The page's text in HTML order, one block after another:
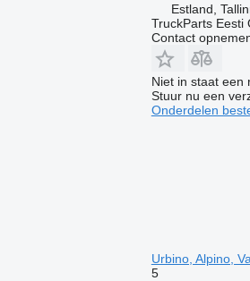
Estland,
TruckParts Eesti
Contact
Niet in staat een
Stuur nu een
Onderdelen
Urbino, Alpino,
5